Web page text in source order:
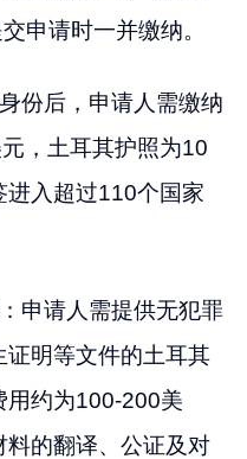
申请时一并缴纳。
份后，申请人需缴纳
，土耳其护照为10
入超过110个国家
申请人需提供无犯罪
明等文件的土耳其
用约为100-200美
的翻译、公证及对